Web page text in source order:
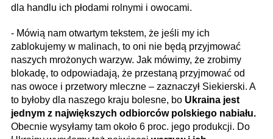
dla handlu ich płodami rolnymi i owocami.
- Mówią nam otwartym tekstem, że jeśli my ich
zablokujemy w malinach, to oni nie będą przyjmować
naszych mrożonych warzyw. Jak mówimy, że zrobimy
blokadę, to odpowiadają, że przestaną przyjmować od
nas owoce i przetwory mleczne – zaznaczył Siekierski. A
to byłoby dla naszego kraju bolesne, bo Ukraina jest
jednym z największych odbiorców polskiego nabiału.
Obecnie wysyłamy tam około 6 proc. jego produkcji. Do